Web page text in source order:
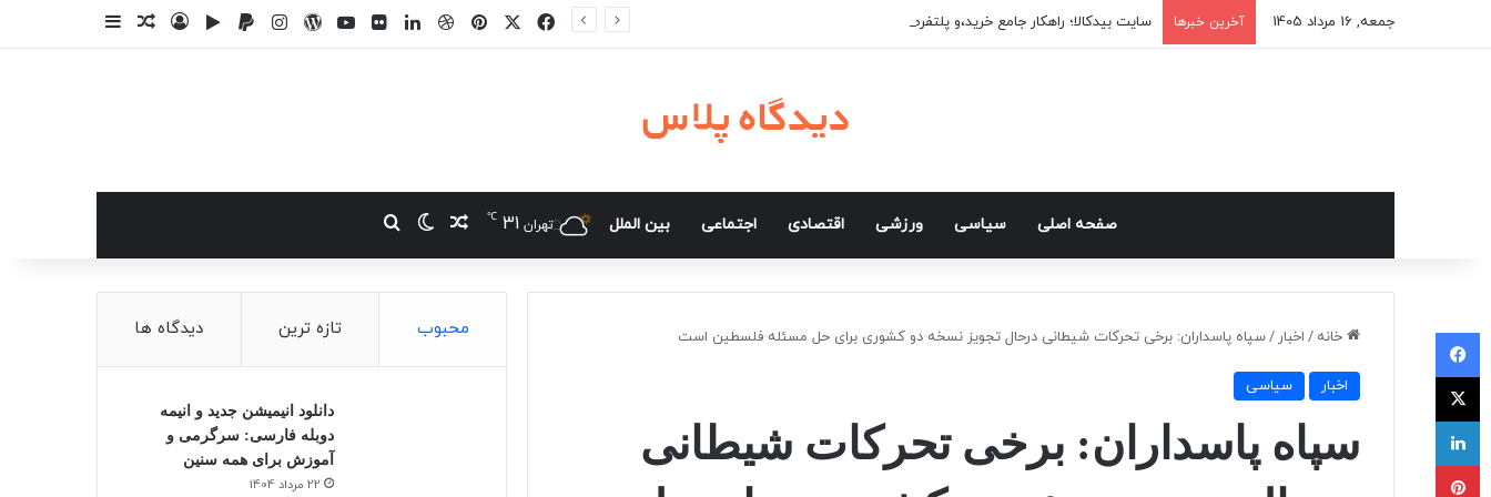
جمعه, 16 مرداد 1405 آخرین خبرها سایت بیدکالا؛ راهکار جامع خرید،و پلتفرم فروش و مزایده آنلاین کالا فیسبوک
ایکسپینتریست
دریبببللینکداینتصاویر فلیکر
یوتیوبوردپرساینستاگرام
پی‌پالگوگل پلی
ورودنوشته تصادفی
سایدبار
صفحه اصلی سیاسی ورزشی اقتصادی اجتماعی بین الملل تهران 31
℃ نوشته تصادفی
تغییر پوسته
جستجو برای
خانه / اخبار /سپاه پاسداران: برخی تحرکات شیطانی درحال تجویز نسخه دو کشوری برای حل مسئله فلسطین است
اخبار سیاسی
سپاه پاسداران: برخی تحرکات شیطانی
محبوب تازه ترین دیدگاه ها
دانلود انیمیشن جدید و انیمه
دوبله فارسی: سرگرمی و
آموزش برای همه سنین
22 مرداد 1404
فیسبوک
ایکس
لینکداین
پینتریست